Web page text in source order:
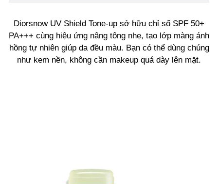
Diorsnow UV Shield Tone-up sở hữu chỉ số SPF 50+
PA+++ cùng hiệu ứng nâng tông nhẹ, tạo lớp màng ánh
hồng tự nhiên giúp da đều màu. Bạn có thể dùng chúng
như kem nền, không cần makeup quá dày lên mặt.